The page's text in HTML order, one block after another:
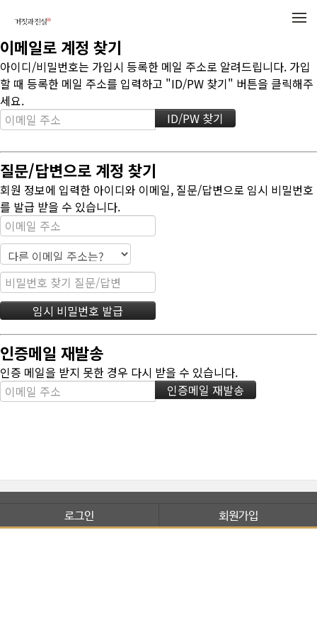
이메일로 계정 찾기
아이디/비밀번호는 가입시 등록한 메일 주소로 알려드립니다. 가입
할 때 등록한 메일 주소를 입력하고 "ID/PW 찾기" 버튼을 클릭해주
세요.
질문/답변으로 계정 찾기
회원 정보에 입력한 아이디와 이메일, 질문/답변으로 임시 비밀번호
를 발급 받을 수 있습니다.
인증메일 재발송
인증 메일을 받지 못한 경우 다시 받을 수 있습니다.
로그인 회원가입